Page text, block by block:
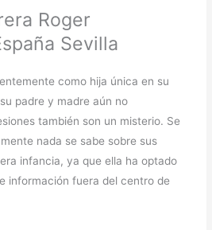
Roger
Sevilla
como hija única en su
padre y madre aún no
también son un misterio. Se
nada se sabe sobre sus
infancia, ya que ella ha optado
información fuera del centro de